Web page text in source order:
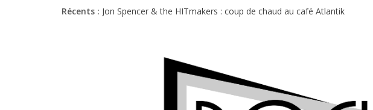
Récents : Jon Spencer & the HITmakers : coup de chaud au café Atlantik
Charlie Puth à l’Olympia : la leçon de pop du Professeur Puth